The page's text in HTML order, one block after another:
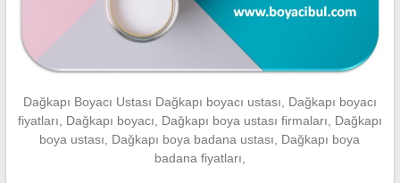
Dağkapı Boyacı Ustası Dağkapı boyacı ustası, Dağkapı boyacı
fiyatları, Dağkapı boyacı, Dağkapı boya ustası firmaları, Dağkapı
boya ustası, Dağkapı boya badana ustası, Dağkapı boya
badana fiyatları,